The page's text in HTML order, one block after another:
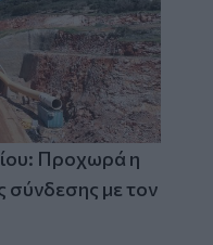
Προχωρά η
σύνδεσης με τον